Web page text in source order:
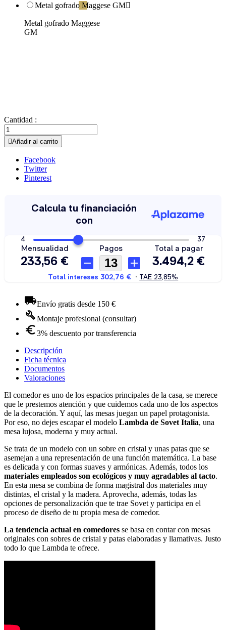
Metal gofrado Maggese GM
Metal gofrado Maggese
GM
Cantidad :
Añadir al carrito
Facebook
Twitter
Pinterest
Envío gratis desde 150 €
Montaje profesional (consultar)
3% descuento por transferencia
Descripción
Ficha técnica
Documentos
Valoraciones
El comedor es uno de los espacios principales de la casa, se merece
que le prestemos atención y que cuidemos cada uno de los aspectos
de la decoración. Y aquí, las mesas juegan un papel protagonista.
Por eso, no dejes escapar el modelo Lambda de Sovet Italia, una
mesa lujosa, moderna y muy actual.
Se trata de un modelo con un sobre en cristal y unas patas que se
asemejan a una representación de una función matemática. La base
es delicada y con formas suaves y armónicas. Además, todos los
materiales empleados son ecológicos y muy agradables al tacto.
En esta mesa se combina de forma magistral dos materiales muy
distintas, el cristal y la madera. Aprovecha, además, todas las
opciones de personalización que te trae Sovet y participa en el
proceso de diseño de tu propia mesa de comedor.
La tendencia actual en comedores se basa en contar con mesas
originales con sobres de cristal y patas elaboradas y llamativas. Justo
todo lo que Lambda te ofrece.